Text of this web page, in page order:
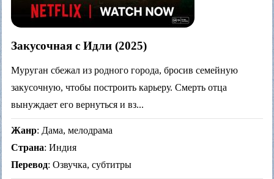
Закусочная с Идли (2025)
Муруган сбежал из родного города, бросив семейную
закусочную, чтобы построить карьеру. Смерть отца
вынуждает его вернуться и вз...
Жанр: Дама, мелодрама
Страна: Индия
Перевод: Озвучка, субтитры